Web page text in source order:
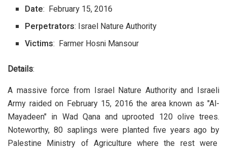
Date: February 15, 2016
Perpetrators: Israel Nature Authority
Victims: Farmer Hosni Mansour
Details:
A massive force from Israel Nature Authority and Israeli
Army raided on February 15, 2016 the area known as "Al-
Mayadeen" in Wad Qana and uprooted 120 olive trees.
Noteworthy, 80 saplings were planted five years ago by
Palestine Ministry of Agriculture where the rest were